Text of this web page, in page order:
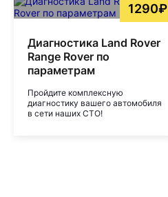
1290₽
Диагностика Land Rover
Range Rover по
параметрам
Пройдите комплексную
диагностику вашего автомобиля
в сети наших СТО!